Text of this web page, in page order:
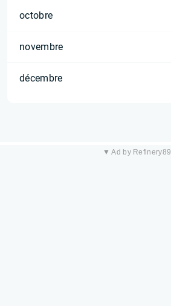
octobre
novembre
décembre
▼ Ad by Refinery89